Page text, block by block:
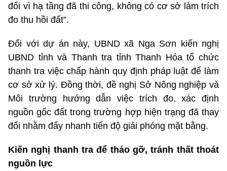
đổi vì hạ tầng đã thi công, không có cơ sở làm trích
đo thu hồi đất”.
Đối với dự án này, UBND xã Nga Sơn kiến nghị
UBND tỉnh và Thanh tra tỉnh Thanh Hóa tổ chức
thanh tra việc chấp hành quy định pháp luật để làm
cơ sở xử lý. Đồng thời, đề nghị Sở Nông nghiệp và
Môi trường hướng dẫn việc trích đo, xác định
nguồn gốc đất trong trường hợp hiện trạng đã thay
đổi nhằm đẩy nhanh tiến độ giải phóng mặt bằng.
Kiến nghị thanh tra để tháo gỡ, tránh thất thoát
nguồn lực